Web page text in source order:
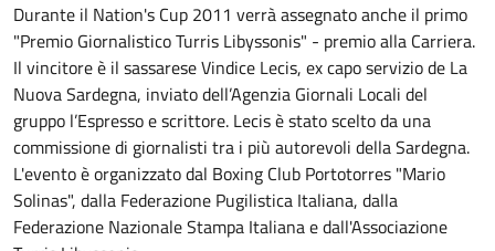
Durante il Nation's Cup 2011 verrà assegnato anche il primo
"Premio Giornalistico Turris Libyssonis" - premio alla Carriera.
Il vincitore è il sassarese Vindice Lecis, ex capo servizio de La
Nuova Sardegna, inviato dell’Agenzia Giornali Locali del
gruppo l’Espresso e scrittore. Lecis è stato scelto da una
commissione di giornalisti tra i più autorevoli della Sardegna.
L'evento è organizzato dal Boxing Club Portotorres "Mario
Solinas", dalla Federazione Pugilistica Italiana, dalla
Federazione Nazionale Stampa Italiana e dall'Associazione